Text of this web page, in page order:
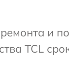
и
TCL